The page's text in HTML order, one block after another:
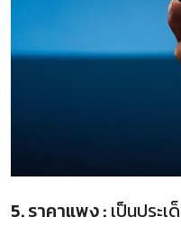
5. ราคาแพง : เป็นประเ